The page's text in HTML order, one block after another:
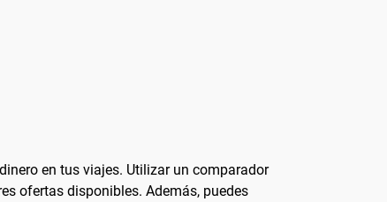
en tus viajes. Utilizar un comparador
ofertas disponibles. Además, puedes